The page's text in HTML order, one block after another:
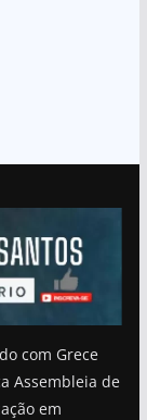
com Grece
Assembleia de
em